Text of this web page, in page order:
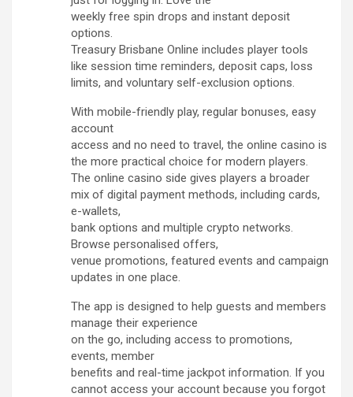
weekly free spin drops and instant deposit
options.
Treasury Brisbane Online includes player tools
like session time reminders, deposit caps, loss
limits, and voluntary self-exclusion options.
With mobile-friendly play, regular bonuses, easy
account
access and no need to travel, the online casino is
the more practical choice for modern players.
The online casino side gives players a broader
mix of digital payment methods, including cards,
e-wallets,
bank options and multiple crypto networks.
Browse personalised offers,
venue promotions, featured events and campaign
updates in one place.
The app is designed to help guests and members
manage their experience
on the go, including access to promotions,
events, member
benefits and real-time jackpot information. If you
cannot access your account because you forgot